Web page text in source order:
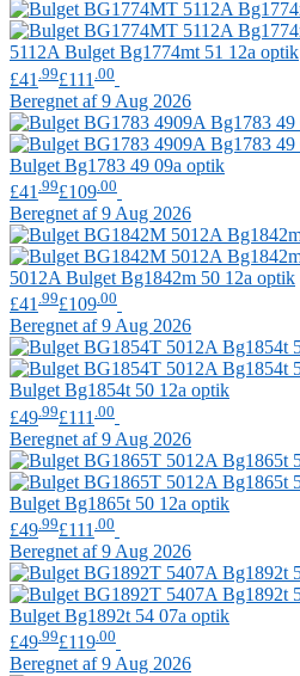
5112ABulgetBg1774mt 51 12a optik
£41 .99£111 .00
Beregnet af 9 Aug 2026
Bulget Bg1783 49 09a optik
£41 .99£109 .00
Beregnet af 9 Aug 2026
5012A Bulget Bg1842m 50 12a optik
£41.99£109.00
Beregnet af 9 Aug 2026
BulgetBg1854t 50 12a optik
£49 .99£111 .00
Beregnet af 9 Aug 2026
Bulget Bg1865t 50 12a optik
£49 .99£111 .00
Beregnet af 9 Aug 2026
Bulget Bg1892t 54 07a optik
£49.99£119.00
Beregnet af 9 Aug 2026